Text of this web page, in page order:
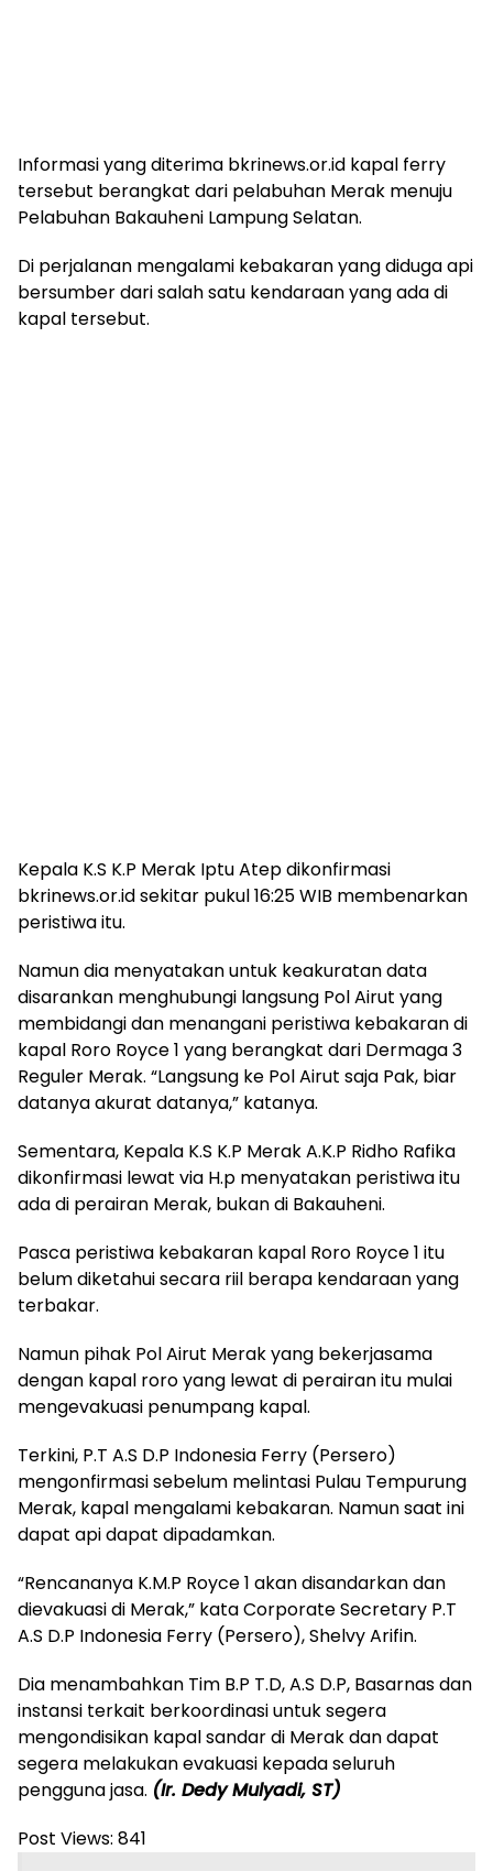
Informasi yang diterima bkrinews.or.id kapal ferry
tersebut berangkat dari pelabuhan Merak menuju
Pelabuhan Bakauheni Lampung Selatan.
Di perjalanan mengalami kebakaran yang diduga api
bersumber dari salah satu kendaraan yang ada di
kapal tersebut.
Kepala K.S K.P Merak Iptu Atep dikonfirmasi
bkrinews.or.id sekitar pukul 16:25 WIB membenarkan
peristiwa itu.
Namun dia menyatakan untuk keakuratan data
disarankan menghubungi langsung Pol Airut yang
membidangi dan menangani peristiwa kebakaran di
kapal Roro Royce 1 yang berangkat dari Dermaga 3
Reguler Merak. “Langsung ke Pol Airut saja Pak, biar
datanya akurat datanya,” katanya.
Sementara, Kepala K.S K.P Merak A.K.P Ridho Rafika
dikonfirmasi lewat via H.p menyatakan peristiwa itu
ada di perairan Merak, bukan di Bakauheni.
Pasca peristiwa kebakaran kapal Roro Royce 1 itu
belum diketahui secara riil berapa kendaraan yang
terbakar.
Namun pihak Pol Airut Merak yang bekerjasama
dengan kapal roro yang lewat di perairan itu mulai
mengevakuasi penumpang kapal.
Terkini, P.T A.S D.P Indonesia Ferry (Persero)
mengonfirmasi sebelum melintasi Pulau Tempurung
Merak, kapal mengalami kebakaran. Namun saat ini
dapat api dapat dipadamkan.
“Rencananya K.M.P Royce 1 akan disandarkan dan
dievakuasi di Merak,” kata Corporate Secretary P.T
A.S D.P Indonesia Ferry (Persero), Shelvy Arifin.
Dia menambahkan Tim B.P T.D, A.S D.P, Basarnas dan
instansi terkait berkoordinasi untuk segera
mengondisikan kapal sandar di Merak dan dapat
segera melakukan evakuasi kepada seluruh
pengguna jasa. (Ir. Dedy Mulyadi, ST)
Post Views: 841